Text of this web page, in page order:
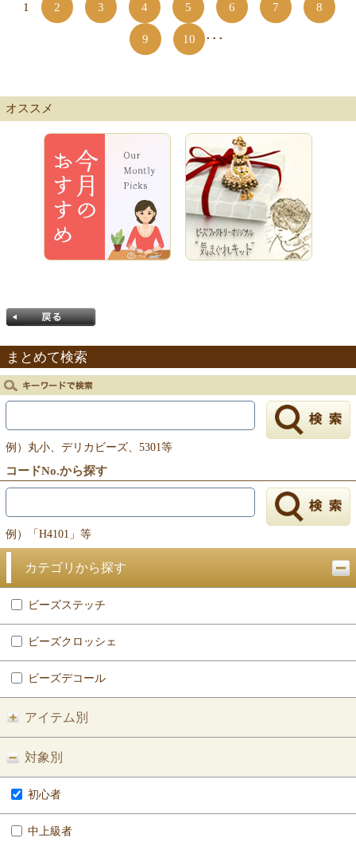
1 2 3 4 5 6 7 8
9 10 ･･･
オススメ
戻る
まとめて検索
例）丸小、デリカビーズ、5301等
コードNo.から探す
例）「H4101」等
カテゴリから探す
ビーズステッチ
ビーズクロッシェ
ビーズデコール
アイテム別
対象別
初心者
中上級者